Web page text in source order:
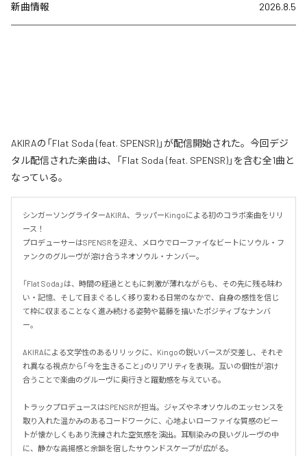
新曲情報 2026.8.5
AKIRAの「Flat Soda (feat. SPENSR)」が配信開始された。今回デジ
タル配信された楽曲は、「Flat Soda (feat. SPENSR)」を含む全1曲と
なっている。
シンガーソングライターAKIRA、ラッパーKingoによる初のコラボ楽曲をリリ
ース！
プロデューサーはSPENSRを迎え、メロウでローファイなビートにソウル・フ
ァンクのグルーヴが溶け合うネオソウル・ナンバー。
「Flat Soda」は、時間の経過とともに刺激が薄れながらも、その先に残る味わ
い・記憶、そして目まぐるしく移り変わる日常のなかで、自身の感性を信じ
て枠に収まることなく進み続ける姿勢や葛藤を描いたポジティブなナンバ
ー。
AKIRAによる文学性のあるリリックに、Kingoの鋭いバースが交差し、それぞ
れ異なる視点から「今を生きること」のリアリティを表現。互いの個性が溶け
合うことで楽曲のグルーヴに奥行きと躍動感を与えている。
トラックプロデュースはSPENSRが担当。ジャズやネオソウルのエッセンスを
取り入れた温かみのあるコードワークに、心地よいローファイな質感のビー
トが懐かしくもあり洗練された空気感を演出。耳馴染みの良いグルーヴの中
に、静かな高揚感と余韻を宿したサウンドスケープが広がる。